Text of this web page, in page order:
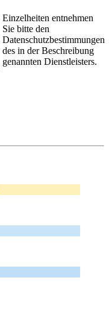
Einzelheiten entnehmen
Sie bitte den
Datenschutzbestimmungen
des in der Beschreibung
genannten Dienstleisters.